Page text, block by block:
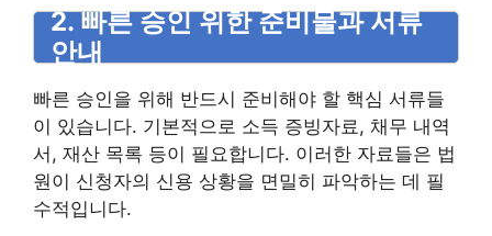
2. 빠른 승인 위한 준비물과 서류
안내
빠른 승인을 위해 반드시 준비해야 할 핵심 서류들
이 있습니다. 기본적으로 소득 증빙자료, 채무 내역
서, 재산 목록 등이 필요합니다. 이러한 자료들은 법
원이 신청자의 신용 상황을 면밀히 파악하는 데 필
수적입니다.